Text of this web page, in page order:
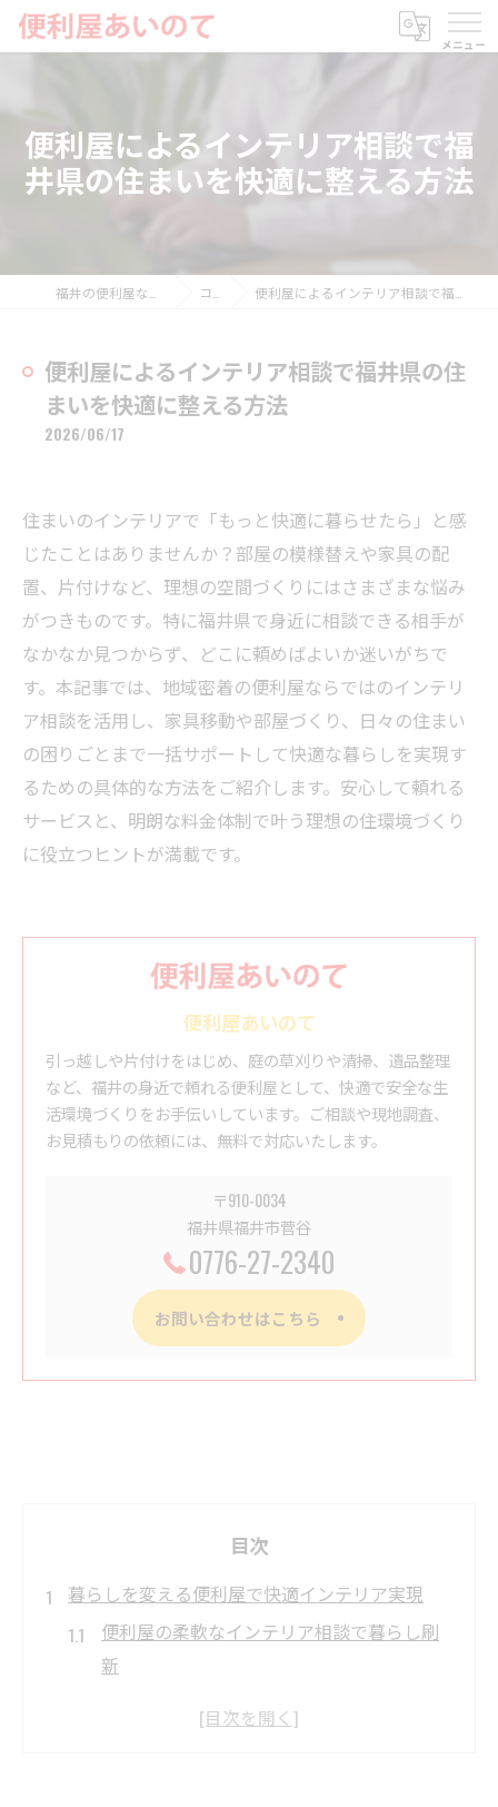
便利屋によるインテリア相談で福
井県の住まいを快適に整える方法
コラム 便利屋によるインテリア相談で福井県の住まいを快適に整える方法
便利屋によるインテリア相談で福井県の住
まいを快適に整える方法
2026/06/17
住まいのインテリアで「もっと快適に暮らせたら」と感
じたことはありませんか？部屋の模様替えや家具の配
置、片付けなど、理想の空間づくりにはさまざまな悩み
がつきものです。特に福井県で身近に相談できる相手が
なかなか見つからず、どこに頼めばよいか迷いがちで
す。本記事では、地域密着の便利屋ならではのインテリ
ア相談を活用し、家具移動や部屋づくり、日々の住まい
の困りごとまで一括サポートして快適な暮らしを実現す
るための具体的な方法をご紹介します。安心して頼れる
サービスと、明朗な料金体制で叶う理想の住環境づくり
に役立つヒントが満載です。
便利屋あいのて
引っ越しや片付けをはじめ、庭の草刈りや清掃、遺品整理
など、福井の身近で頼れる便利屋として、快適で安全な生
活環境づくりをお手伝いしています。ご相談や現地調査、
お見積もりの依頼には、無料で対応いたします。
〒910-0034
福井県福井市菅谷
0776-27-2340
お問い合わせはこちら
目次
暮らしを変える便利屋で快適インテリア実現
便利屋の柔軟なインテリア相談で暮らし刷
新